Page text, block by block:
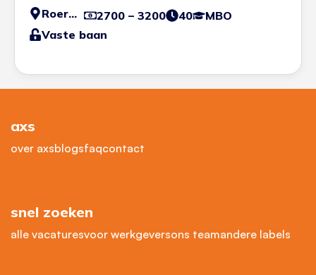
Roermond 2700 – 3200 40
MBO
Vaste baan
axs
over axsblogsfaqcontact
snel zoeken
alle vacaturesvoor werkgeversons teamandere labels